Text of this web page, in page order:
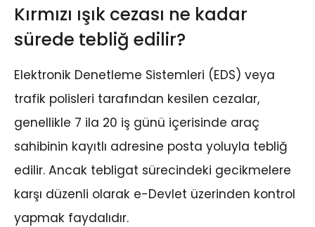
Kırmızı ışık cezası ne kadar
sürede tebliğ edilir?
Elektronik Denetleme Sistemleri (EDS) veya
trafik polisleri tarafından kesilen cezalar,
genellikle 7 ila 20 iş günü içerisinde araç
sahibinin kayıtlı adresine posta yoluyla tebliğ
edilir. Ancak tebligat sürecindeki gecikmelere
karşı düzenli olarak e-Devlet üzerinden kontrol
yapmak faydalıdır.